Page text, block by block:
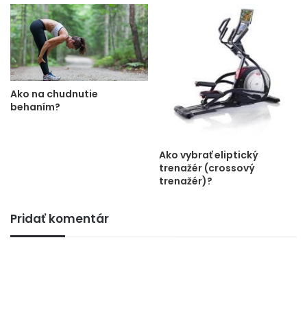
Ako na chudnutie
behaním?
Ako vybrať eliptický
trenažér (crossový
trenažér)?
Pridať komentár